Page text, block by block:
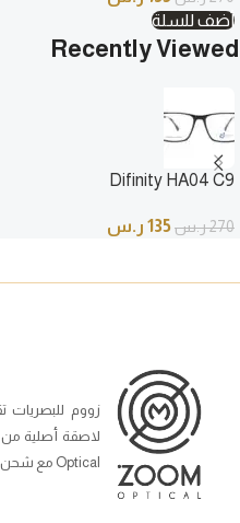
أضف للسلة
Recently Viewed
Difinity HA04 C9
270ر.س135 ر.س
زووم
Optical مع شحن سريع داخل السعودية.